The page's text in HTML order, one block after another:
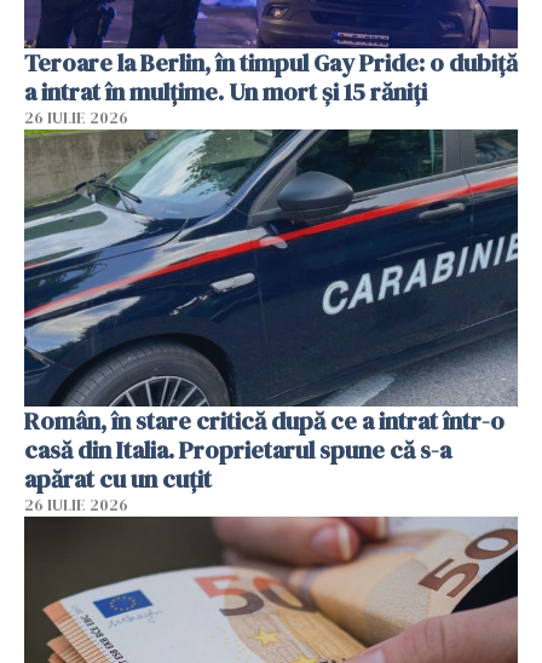
Teroare la Berlin, în timpul Gay Pride: o dubiță
a intrat în mulțime. Un mort și 15 răniți
26 IULIE 2026
Român, în stare critică după ce a intrat într-o
casă din Italia. Proprietarul spune că s-a
apărat cu un cuțit
26 IULIE 2026